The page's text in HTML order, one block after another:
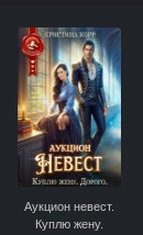
Аукцион невест.
Куплю жену.